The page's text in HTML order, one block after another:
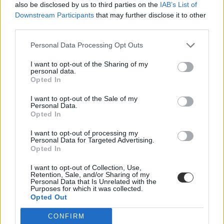
also be disclosed by us to third parties on the IAB’s List of
Downstream Participants that may further disclose it to other
Personal Data Processing Opt Outs
I want to opt-out of the Sharing of my
personal data.
Opted In
I want to opt-out of the Sale of my
Personal Data.
Opted In
I want to opt-out of processing my
Personal Data for Targeted Advertising.
Opted In
I want to opt-out of Collection, Use,
Retention, Sale, and/or Sharing of my
Personal Data that Is Unrelated with the
Purposes for which it was collected.
Opted Out
CONFIRM
járvány
vizsga halasztás
vizsga
halasztás
nyelvvizsga-bizonyítvány
akkreditált nyelvvizsga
akkreditált nyelvvizsgaközpontok